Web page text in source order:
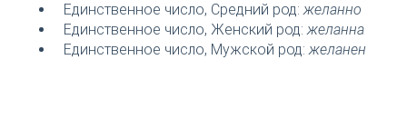
Единственное число, Средний род:желанно
Единственное число, Женский род:желанна
Единственное число, Мужской род:желанен